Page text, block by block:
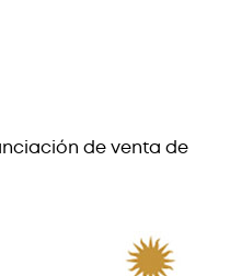
de venta de